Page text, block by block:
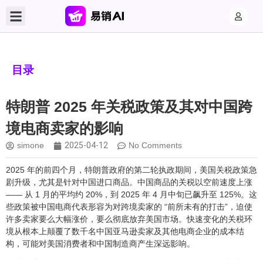
目录
特朗普 2025 年关税政策及其对中国跨
境电商卖家的影响
simone 2025-04-12 No Comments
2025 年的前四个月，特朗普政府的第二轮执政期间，美国关税政策急
剧升级，尤其是针对中国进口商品。中国商品的关税以空前速度上涨
—— 从 1 月的平均约 20%，到 2025 年 4 月中旬已飙升至 125%。这
些政策被中国电商代表形容为对跨境卖家的 “前所未有的打击”，迫使
许多卖家要么大幅涨价，要么彻底放弃美国市场。快速变化的关税环
境从根本上颠覆了数千名中国亚马逊卖家及其他电商企业的成本结
构，可能对美国消费者和中国制造商产生深远影响。